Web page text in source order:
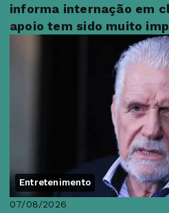
informa internação em
apoio tem sido muito
Entretenimento
07/08/2026